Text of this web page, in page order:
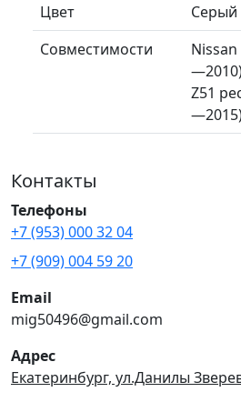
Цвет
Серый
Совместимости
Z51
Контакты
Телефоны
+7 (953) 000 32 04
+7 (909) 004 59 20
Email
mig50496@gmail.com
Адрес
Екатеринбург, ул.Данилы